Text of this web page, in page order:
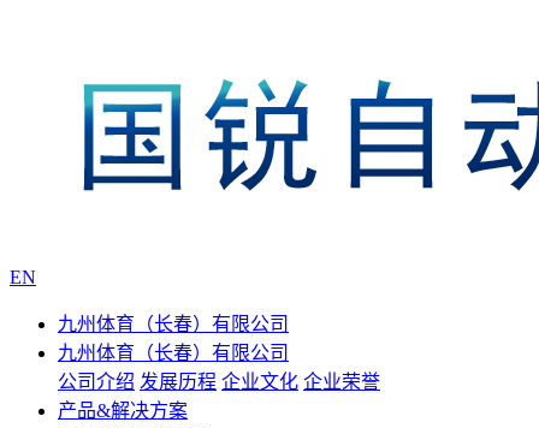
EN
九州体育（长春）有限公司
九州体育（长春）有限公司
公司介绍 发展历程 企业文化 企业荣誉
产品&解决方案